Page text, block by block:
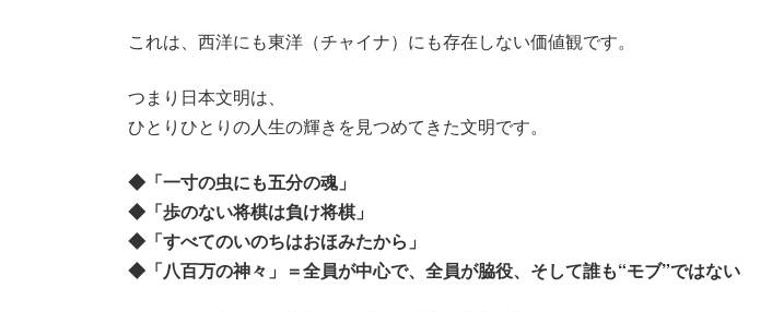
これは、西洋にも東洋（チャイナ）にも存在しない価値観です。
つまり日本文明は、
ひとりひとりの人生の輝きを見つめてきた文明です。
◆「一寸の虫にも五分の魂」
◆「歩のない将棋は負け将棋」
◆「すべてのいのちはおほみたから」
◆「八百万の神々」＝全員が中心で、全員が脇役、そして誰も“モブ”ではない